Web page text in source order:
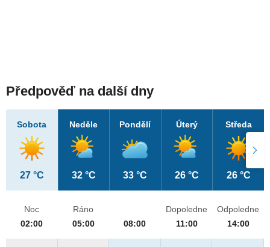
Předpověď na další dny
Sobota
27 °C
Neděle
32 °C
Pondělí
33 °C
Úterý
26 °C
Středa
26 °C
Noc
02:00
Ráno
05:00
08:00
Dopoledne
11:00
Odpoledne
14:00